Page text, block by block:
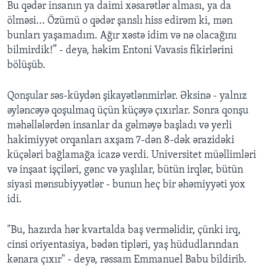
Bu qədər insanın ya daimi xəsarətlər alması, ya da
ölməsi... Özümü o qədər şanslı hiss edirəm ki, mən
bunları yaşamadım. Ağır xəstə idim və nə olacağını
bilmirdik!” - deyə, həkim Entoni Vavasis fikirlərini
bölüşüb.
Qonşular səs-küydən şikayətlənmirlər. Əksinə - yalnız
əyləncəyə qoşulmaq üçün küçəyə çıxırlar. Sonra qonşu
məhəllələrdən insanlar da gəlməyə başladı və yerli
hakimiyyət orqanları axşam 7-dən 8-dək ərazidəki
küçələri bağlamağa icazə verdi. Universitet müəllimləri
və inşaat işçiləri, gənc və yaşlılar, bütün irqlər, bütün
siyasi mənsubiyyətlər - bunun heç bir əhəmiyyəti yox
idi.
"Bu, hazırda hər kvartalda baş verməlidir, çünki irq,
cinsi oriyentasiya, bədən tipləri, yaş hüdudlarından
kənara çıxır" - deyə, rəssam Emmanuel Babu bildirib.